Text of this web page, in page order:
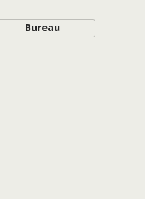
Bureau